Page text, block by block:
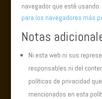
navegador que esté usando.
para los navegadores más
Notas
Ni esta web ni sus
responsables ni del
políticas de privacidad
mencionados en esta